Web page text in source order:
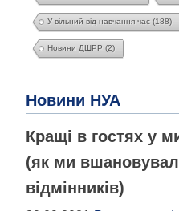
У вільний від навчання час (188)
Новини ДШРР (2)
Новини НУА
Кращі в гостях у
(як ми
відмінників)